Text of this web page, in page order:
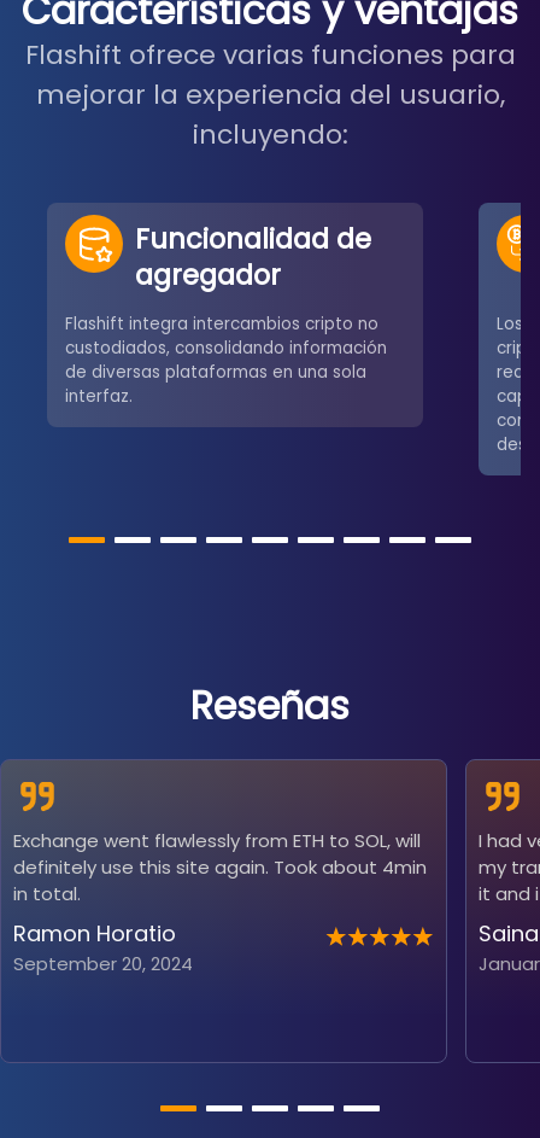
Flashift ofrece varias funciones para
mejorar la experiencia del usuario,
incluyendo:
Funcionalidad de
agregador
Flashift integra intercambios cripto no
custodiados, consolidando información
de diversas plataformas en una sola
interfaz.
Los
Reseñas
Exchange went flawlessly from ETH to SOL, will
definitely use this site again. Took about 4min
in total.
Ramon Horatio
September 20, 2024
I had
my
it and
Saina